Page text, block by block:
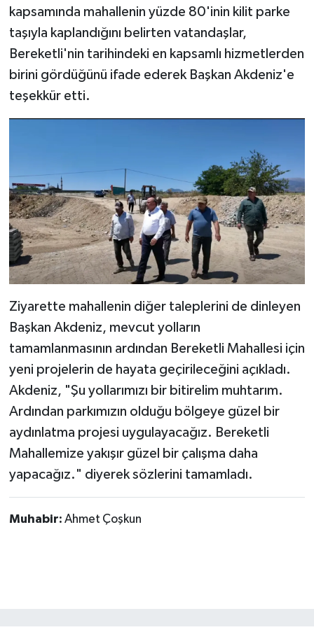
kapsamında mahallenin yüzde 80'inin kilit parke
taşıyla kaplandığını belirten vatandaşlar,
Bereketli'nin tarihindeki en kapsamlı hizmetlerden
birini gördüğünü ifade ederek Başkan Akdeniz'e
teşekkür etti.
Ziyarette mahallenin diğer taleplerini de dinleyen
Başkan Akdeniz, mevcut yolların
tamamlanmasının ardından Bereketli Mahallesi için
yeni projelerin de hayata geçirileceğini açıkladı.
Akdeniz, "Şu yollarımızı bir bitirelim muhtarım.
Ardından parkımızın olduğu bölgeye güzel bir
aydınlatma projesi uygulayacağız. Bereketli
Mahallemize yakışır güzel bir çalışma daha
yapacağız." diyerek sözlerini tamamladı.
Muhabir: Ahmet Çoşkun